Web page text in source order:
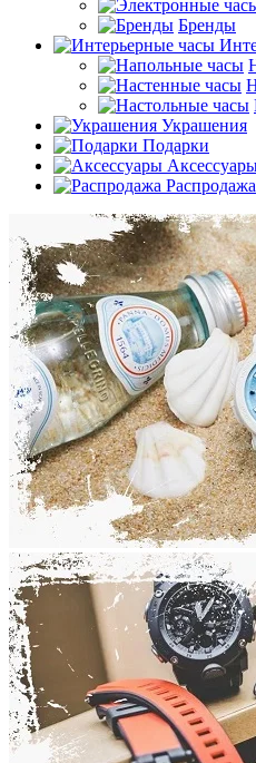
Бренды
Украшения
Подарки
Распродажа